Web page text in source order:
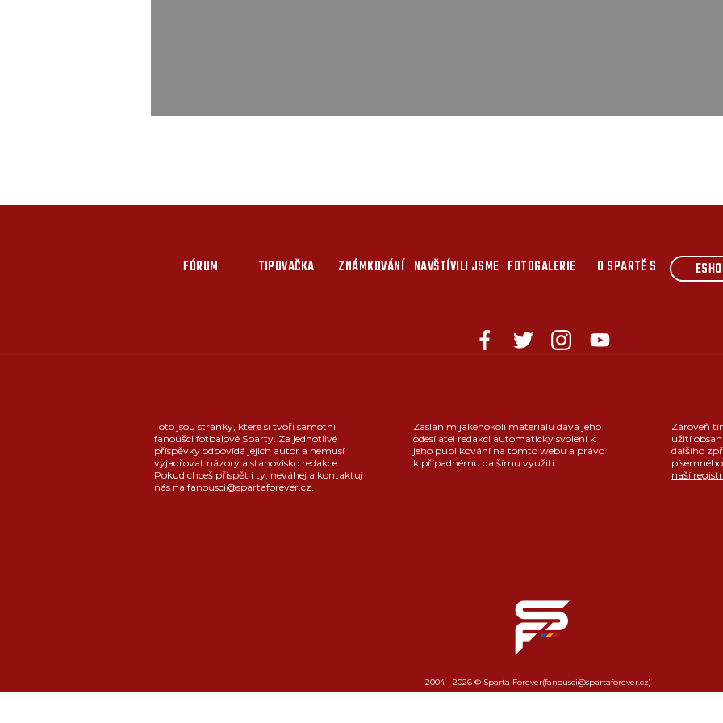
FÓRUM TIPOVAČKA ZNÁMKOVÁNÍ NAVŠTÍVILI JSME FOTOGALERIE O SPARTĚ S
Toto jsou stránky, které si tvoří samotní
fanoušci fotbalové Sparty. Za jednotlivé
příspěvky odpovídá jejich autor a nemusí
vyjadřovat názory a stanovisko redakce.
Pokud chceš přispět i ty, neváhej a kontaktuj
nás na fanousci@spartaforever.cz.
Zasláním jakéhokoli materiálu dává jeho
odesílatel redakci automaticky svolení k
jeho publikování na tomto webu a právo
k případnému dalšímu využití.
Zároveň
užití
dalšího
naší
2004 - 2026 © Sparta Forever(fanousci@spartaforever.cz)